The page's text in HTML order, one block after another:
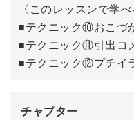
実際の活用例
おわりに
〈このレッスンで学べ
■テクニック⑩おこづ
■テクニック⑪引出コ
■テクニック⑫プチイ
チャプター